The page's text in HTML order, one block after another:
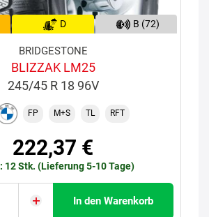
D B (72)
BRIDGESTONE
BLIZZAK LM25
245/45 R 18 96V
FP M+S TL RFT
222,37 €
12 Stk. (Lieferung 5-10 Tage)
In den Warenkorb